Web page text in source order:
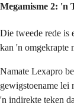
Megamisme 2: 'n
Die tweede rede is
kan 'n omgekrapte
Namate Lexapro
gewigstoename lei
'n indirekte teken